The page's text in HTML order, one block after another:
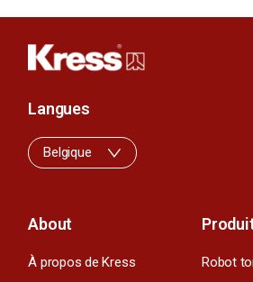
About
À propos de Kress
Robot
Langues
Belgique